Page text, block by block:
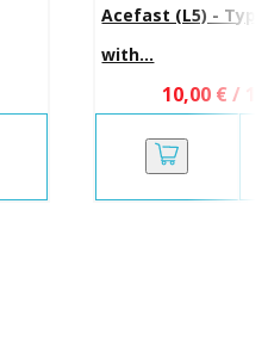
Acefast (L5) -
with...
10,00 € /